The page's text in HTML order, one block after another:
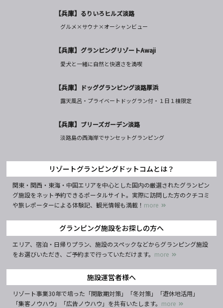
【兵庫】 るりいろヒルズ淡路
グルメ×サウナ×オーシャンビュー
【兵庫】 グランピングリゾートAwaji
愛犬と一緒に自然と快適さを満喫
【兵庫】 ドッググランピング淡路厚浜
露天風呂・プライベートドッグラン付・１日１棟限定
【兵庫】 ブリーズガーデン淡路
淡路島の西海岸でサンセットグランピング
リゾートグランピングドットコムとは？
関東・関西・東海・中国エリアを中心とした国内の厳選されたグランピン
グ施設をネット予約できるポータルサイト。実際に訪問した方のクチコミ
や旅レポーターによる体験記、観光情報も満載！ more
グランピング施設をお探しの方へ
エリア、宿泊・日帰りプラン、施設のスペックなどからグランピング施設
をお選びいただき、ご予約まで行っていただけます。 more
施設運営者様へ
リゾート事業30年で培った「閑散期対策」「冬対策」「遊休地活用」
「集客ノウハウ」「広告ノウハウ」を共有いたします。 more